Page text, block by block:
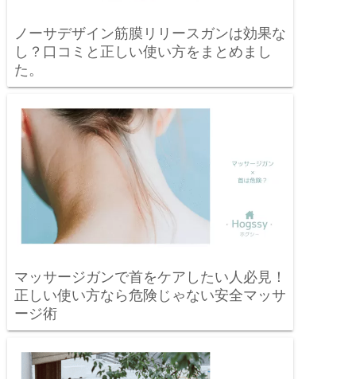
ノーサデザイン筋膜リリースガンは効果な
し？口コミと正しい使い方をまとめまし
た。
マッサージガンで首をケアしたい人必見！
正しい使い方なら危険じゃない安全マッサ
ージ術